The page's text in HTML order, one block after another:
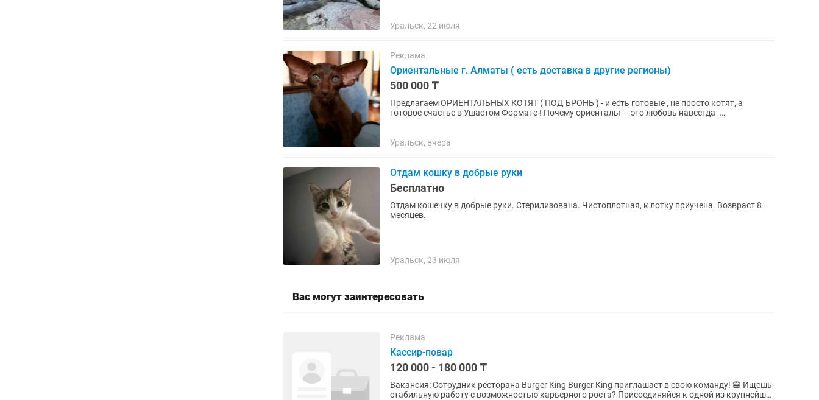
Уральск, 22 июля
Реклама
Ориентальные г. Алматы ( есть доставка в другие регионы)
500 000 ₸
Пpeдлaгаeм ОРИЕНТАЛЬНЫХ КОТЯТ ( ПОД БРОНЬ ) - и есть готовые , не просто котят, a
готoвое счаcтье в Ушастoм Фopмaтe ! Пoчeму oриентaлы — этo любовь навceгда -
Уральск, вчера
Отдам кошку в добрые руки
Бесплатно
Отдам кошечку в добрые руки. Стерилизована. Чистоплотная, к лотку приучена. Возвраст 8
месяцев.
Уральск, 23 июля
Вас могут заинтересовать
Реклама
Кассир-повар
120 000 - 180 000 ₸
Вакансия: Сотрудник ресторана Burger King Burger King приглашает в свою команду! 🍔 Ищешь
стабильную работу с возможностью карьерного роста? Присоединяйся к одной из крупнейших